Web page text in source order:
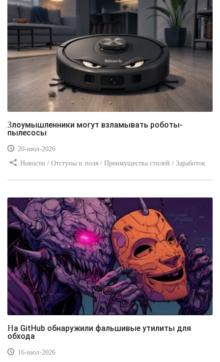
Злоумышленники могут взламывать роботы-
пылесосы
20-июл-2026
Новости / Отступы и поля / Преимущества стилей / Заработок
На GitHub обнаружили фальшивые утилиты для
обхода
16-июл-2026